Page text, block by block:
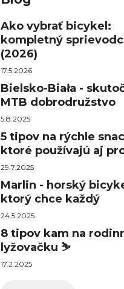
Ako vybrať bicykel:
kompletný
(2026)
17.5.2026
Bielsko-Biała -
MTB dobrodružstvo
5.8.2025
5 tipov na rýchle
ktoré používajú aj
29.7.2025
Marlin - horský
ktorý chce každý
24.5.2025
8 tipov kam na
lyžovačku ⛷️
17.2.2025